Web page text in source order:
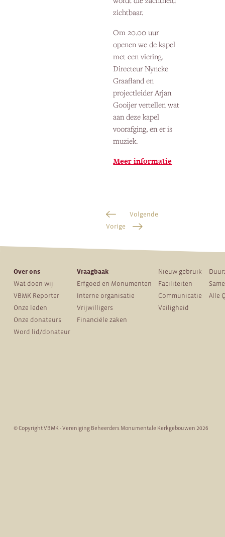
zichtbaar.
Om 20.00 uur
openen we de kapel
met een viering.
Directeur Nyncke
Graafland en
projectleider Arjan
Gooijer vertellen wat
aan deze kapel
voorafging, en er is
muziek.
Meer informatie
Vorige
Volgende
Over ons
Wat doen wij
VBMK Reporter
Onze leden
Onze donateurs
Word lid/donateur
Vraagbaak
Erfgoed en Monumenten
Interne organisatie
Vrijwilligers
Financiële zaken
Nieuw gebruik
Faciliteiten
Communicatie
Veiligheid
Alle
© Copyright VBMK - Vereniging Beheerders Monumentale Kerkgebouwen 2026